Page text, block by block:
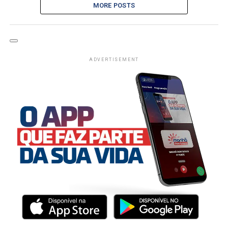
MORE POSTS
ADVERTISEMENT